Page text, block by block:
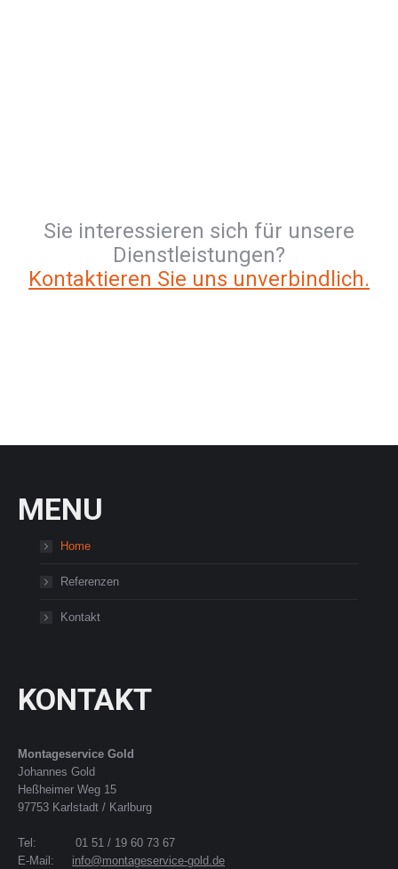
Sie interessieren sich für unsere
Dienstleistungen?
Kontaktieren Sie uns unverbindlich.
MENU
Home
Referenzen
Kontakt
KONTAKT
Montageservice Gold
Johannes Gold
Heßheimer Weg 15
97753 Karlstadt / Karlburg
Tel: 01 51 / 19 60 73 67
E-Mail: info@montageservice-gold.de